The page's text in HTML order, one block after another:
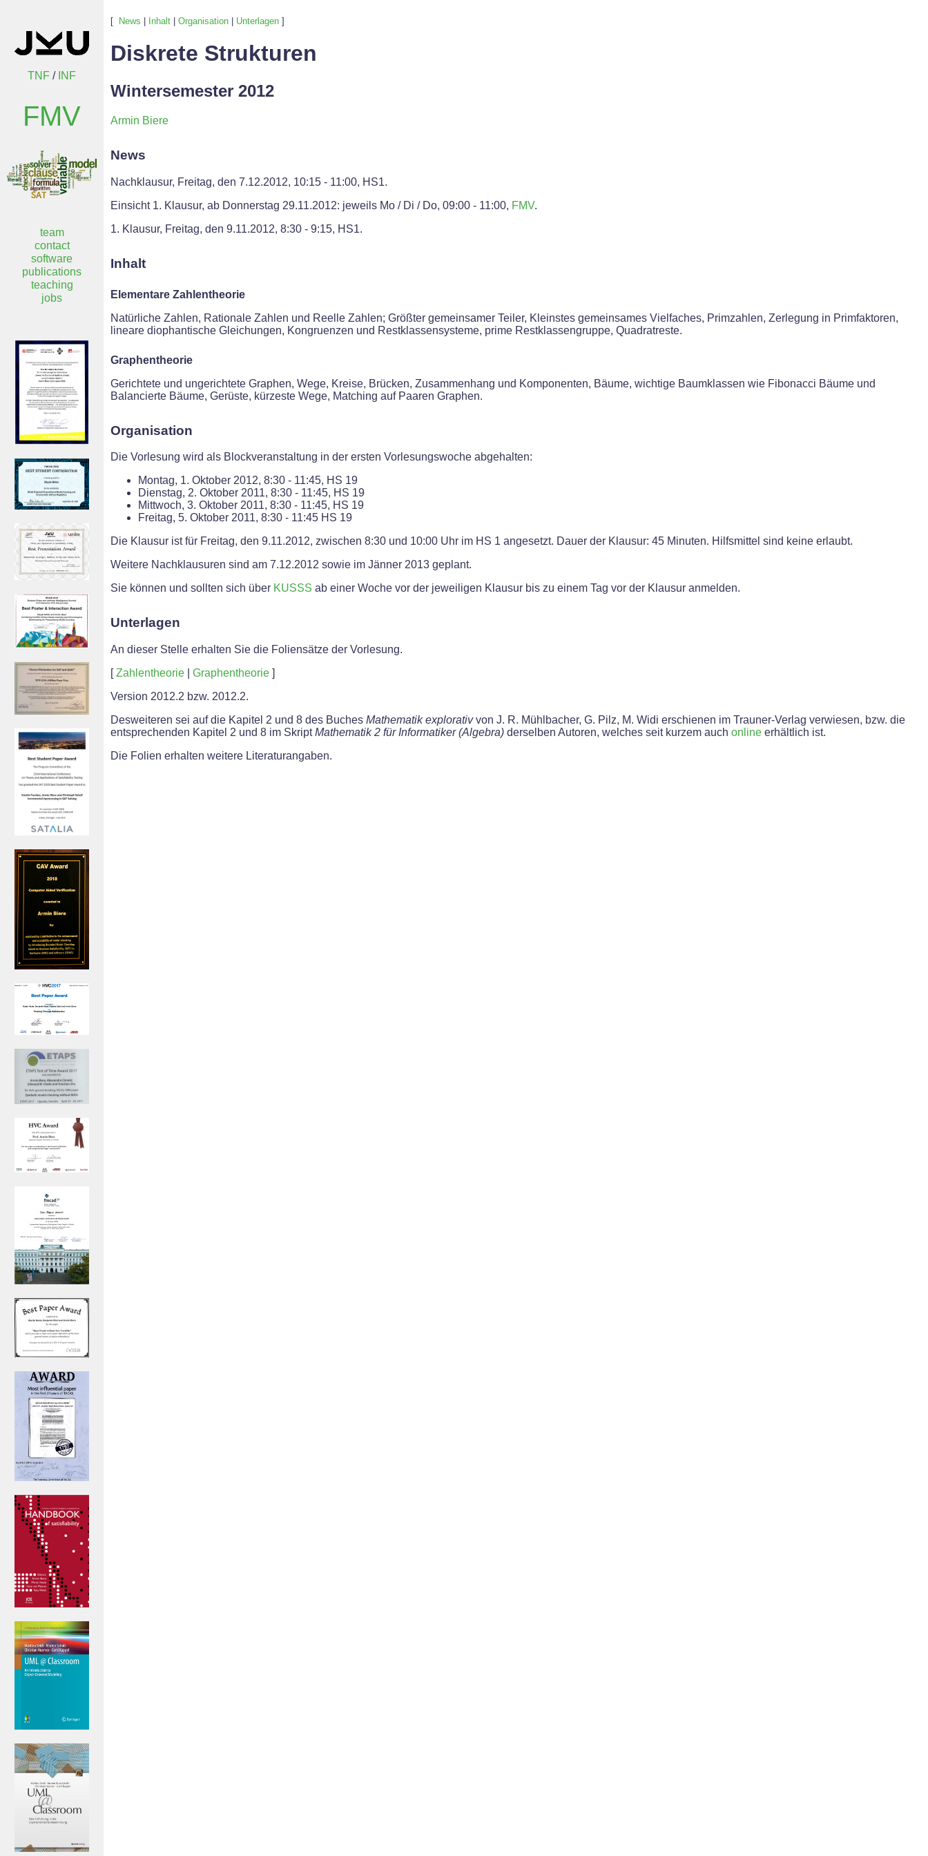
TNF / INF
FMV
team
contact
software
publications
teaching
jobs
[ News Inhalt Organisation Unterlagen ]
Diskrete Strukturen
Wintersemester 2012
Armin Biere
News
Nachklausur, Freitag, den 7.12.2012, 10:15 - 11:00, HS1.
Einsicht 1. Klausur, ab Donnerstag 29.11.2012: jeweils Mo / Di / Do, 09:00 - 11:00, FMV.
1. Klausur, Freitag, den 9.11.2012, 8:30 - 9:15, HS1.
Inhalt
Elementare Zahlentheorie
Natürliche Zahlen, Rationale Zahlen und Reelle Zahlen; Größter gemeinsamer Teiler, Kleinstes gemeinsames Vielfaches, Primzahlen, Zerlegung in Primfaktoren,
lineare diophantische Gleichungen, Kongruenzen und Restklassensysteme, prime Restklassengruppe, Quadratreste.
Graphentheorie
Gerichtete und ungerichtete Graphen, Wege, Kreise, Brücken, Zusammenhang und Komponenten, Bäume, wichtige Baumklassen wie Fibonacci Bäume und
Balancierte Bäume, Gerüste, kürzeste Wege, Matching auf Paaren Graphen.
Organisation
Die Vorlesung wird als Blockveranstaltung in der ersten Vorlesungswoche abgehalten:
Montag, 1. Oktober 2012, 8:30 - 11:45, HS 19
Dienstag, 2. Oktober 2011, 8:30 - 11:45, HS 19
Mittwoch, 3. Oktober 2011, 8:30 - 11:45, HS 19
Freitag, 5. Oktober 2011, 8:30 - 11:45 HS 19
Die Klausur ist für Freitag, den 9.11.2012, zwischen 8:30 und 10:00 Uhr im HS 1 angesetzt. Dauer der Klausur: 45 Minuten. Hilfsmittel sind keine erlaubt.
Weitere Nachklausuren sind am 7.12.2012 sowie im Jänner 2013 geplant.
Sie können und sollten sich über KUSSS ab einer Woche vor der jeweiligen Klausur bis zu einem Tag vor der Klausur anmelden.
Unterlagen
An dieser Stelle erhalten Sie die Foliensätze der Vorlesung.
[Zahlentheorie Graphentheorie ]
Version 2012.2 bzw. 2012.2.
Desweiteren sei auf die Kapitel 2 und 8 des Buches Mathematik explorativvon J. R. Mühlbacher, G. Pilz, M. Widi erschienen im Trauner-Verlag verwiesen, bzw. die
entsprechenden Kapitel 2 und 8 im SkriptMathematik 2 für Informatiker (Algebra) derselben Autoren, welches seit kurzem auch online erhältlich ist.
Die Folien erhalten weitere Literaturangaben.